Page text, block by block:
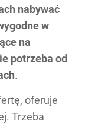
nabywać
w
na
potrzeba od
.
oferuje
Trzeba